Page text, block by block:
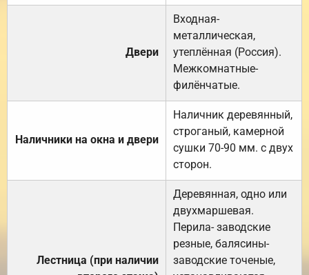
Двери
Входная-
металлическая,
утеплённая (Россия).
Межкомнатные-
филёнчатые.
Наличники на окна и двери
Наличник деревянный,
строганый, камерной
сушки 70-90 мм. с двух
сторон.
Лестница (при наличии
Деревянная, одно или
двухмаршевая.
Перила- заводские
резные, балясины-
заводские точеные,